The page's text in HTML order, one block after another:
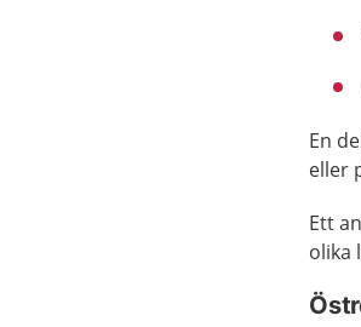
En
eller
Ett
olika